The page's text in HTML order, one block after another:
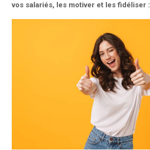
vos salariés, les motiver et les fidéliser :